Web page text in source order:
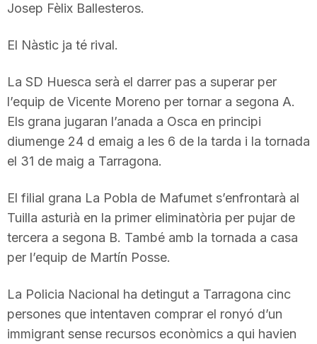
Josep Fèlix Ballesteros.
El Nàstic ja té rival.
La SD Huesca serà el darrer pas a superar per
l’equip de Vicente Moreno per tornar a segona A.
Els grana jugaran l’anada a Osca en principi
diumenge 24 d emaig a les 6 de la tarda i la tornada
el 31 de maig a Tarragona.
El filial grana La Pobla de Mafumet s’enfrontarà al
Tuilla asturià en la primer eliminatòria per pujar de
tercera a segona B. També amb la tornada a casa
per l’equip de Martín Posse.
La Policia Nacional ha detingut a Tarragona cinc
persones que intentaven comprar el ronyó d’un
immigrant sense recursos econòmics a qui havien